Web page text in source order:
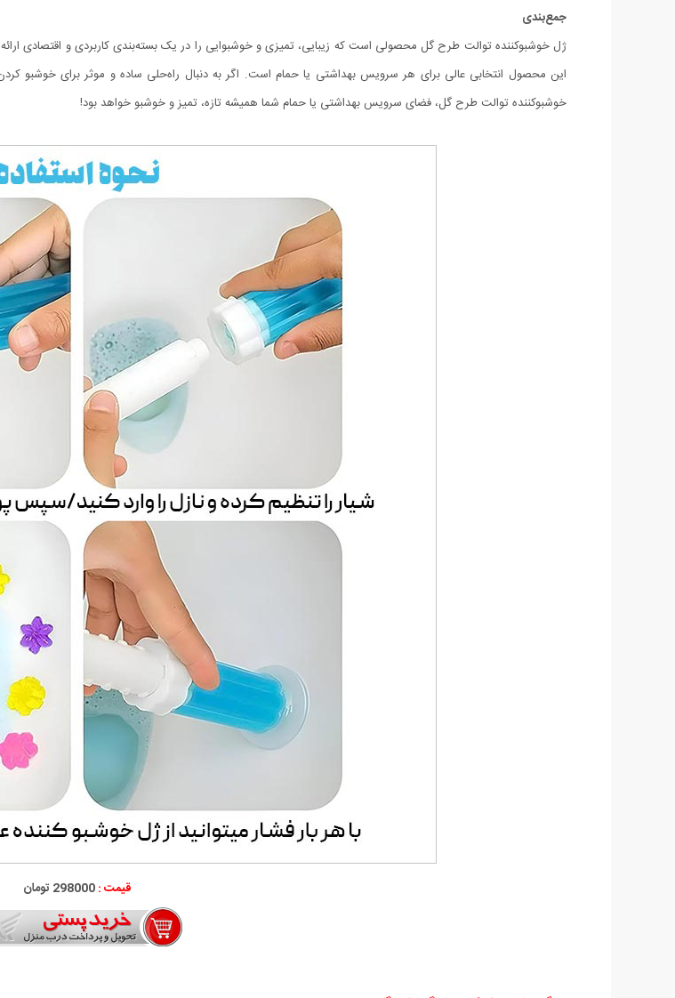
جمع‌بندی
ژل خوشبوکننده توالت طرح گل محصولی است که زیبایی، تمیزی و خوشبوایی را در یک بسته‌بندی کاربردی و اقتصادی ارائه
این محصول انتخابی عالی برای هر سرویس بهداشتی یا حمام است. اگر به دنبال راه‌حلی ساده و موثر برای خوشبو
خوشبوکننده توالت طرح گل، فضای سرویس بهداشتی یا حمام شما همیشه تازه، تمیز و خوشبو خواهد بود!
قیمت :298000 تومان